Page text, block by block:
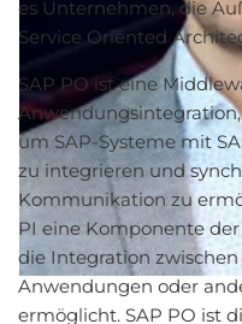
es Unternehmen, die
Service Oriented
SAP PO ist eine
um SAP-Systeme mit
zu integrieren und
Kommunikation zu
PI eine Komponente
die Integration
Anwendungen oder
ermöglicht. SAP PO ist